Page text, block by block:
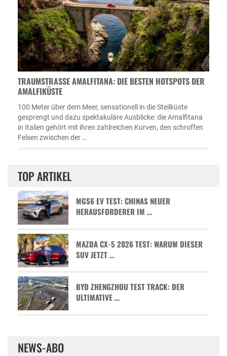
TRAUMSTRASSE AMALFITANA: DIE BESTEN HOTSPOTS DER A
MALFIKÜSTE
100 Meter über dem Meer, sensationell in die Steilküste
gesprengt und dazu spektakuläre Ausblicke: die Amalfitana
in Italien gehört mit ihren zahlreichen Kurven, den schroffen
Felsen zwischen der …
TOP ARTIKEL
MGS6 EV TEST: CHINAS NEUER
HERAUSFORDERER IM …
MAZDA CX-5 2026 TEST: WARUM DIESER
SUV JETZT …
BYD ZHENGZHOU TEST TRACK: DER
ULTIMATIVE …
NEWS-ABO